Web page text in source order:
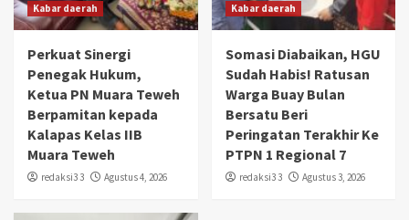
Kabar daerah
Perkuat Sinergi
Penegak Hukum,
Ketua PN Muara Teweh
Berpamitan kepada
Kalapas Kelas IIB
Muara Teweh
redaksi3 3 Agustus 4, 2026
Kabar daerah
Somasi Diabaikan, HGU
Sudah Habis! Ratusan
Warga Buay Bulan
Bersatu Beri
Peringatan Terakhir Ke
PTPN 1 Regional 7
redaksi3 3 Agustus 3, 2026